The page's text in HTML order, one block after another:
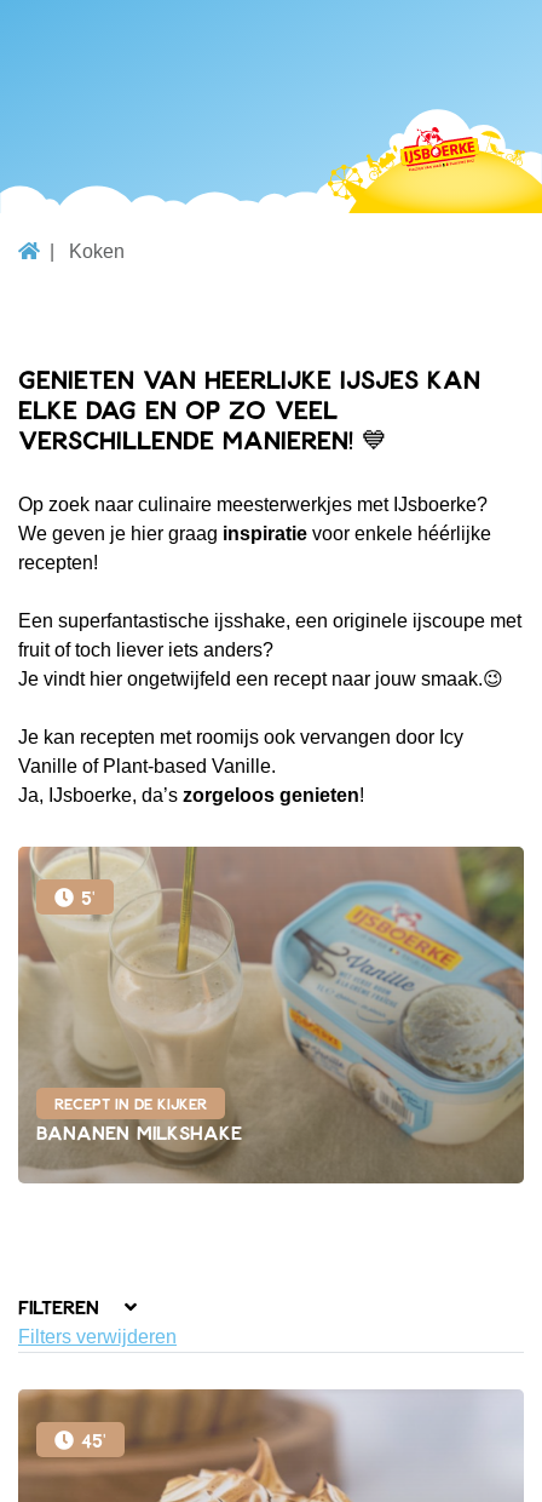
Koken
Genieten van heerlijke ijsjes kan
elke dag en op zo veel
verschillende manieren! 💙
Op zoek naar culinaire meesterwerkjes met IJsboerke?
We geven je hier graag inspiratie voor enkele héérlijke
recepten!
Een superfantastische ijsshake, een originele ijscoupe met
fruit of toch liever iets anders?
Je vindt hier ongetwijfeld een recept naar jouw smaak.😉
Je kan recepten met roomijs ook vervangen door Icy
Vanille of Plant-based Vanille.
Ja, IJsboerke, da’s zorgeloos genieten!
5'
Recept in de kijker
Bananen Milkshake
Filteren
Filters verwijderen
45'